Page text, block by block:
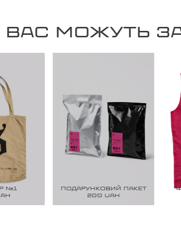
МОЖУТЬ
ПОДАРУНКОВИЙ ПАКЕТ
200UAH